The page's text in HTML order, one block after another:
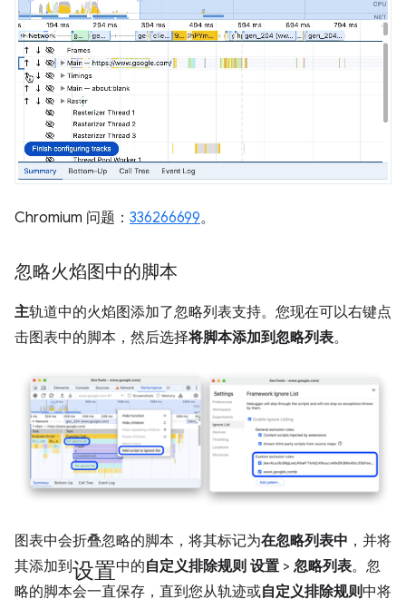
Chromium 问题： 336266699。
忽略火焰图中的脚本
主轨道中的火焰图添加了忽略列表支持。您现在可以右键点
击图表中的脚本，然后选择将脚本添加到忽略列表。
图表中会折叠忽略的脚本，将其标记为在忽略列表中 ，并将
其添加到设置中的自定义排除规则 设置 > 忽略列表。忽
略的脚本会一直保存，直到您从轨迹或自定义排除规则中将